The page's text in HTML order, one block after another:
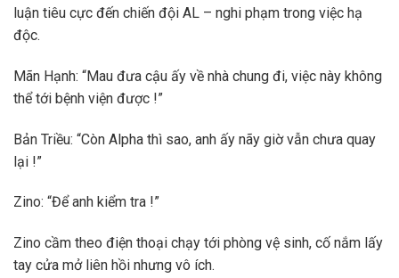
luận tiêu cực đến chiến đội AL – nghi phạm trong việc hạ
độc.
Mãn Hạnh: “Mau đưa cậu ấy về nhà chung đi, việc này không
thể tới bệnh viện được !”
Bản Triều: “Còn Alpha thì sao, anh ấy nãy giờ vẫn chưa quay
lại !”
Zino: “Để anh kiểm tra !”
Zino cầm theo điện thoại chạy tới phòng vệ sinh, cố nắm lấy
tay cửa mở liên hồi nhưng vô ích.